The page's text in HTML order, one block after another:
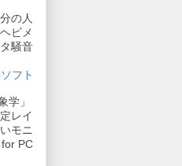
の人
ビメ
騒音
フト
学」
レイ
モニ
PC